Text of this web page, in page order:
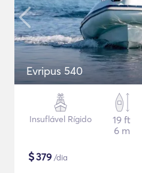
Evripus 540
Insuflável Rígido
19 ft
6 m
$379 /dia